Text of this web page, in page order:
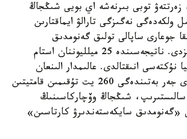
زەرتتەۋ توبى بىرنەشە اي بويى شىڭجاڭ
ولكەدەگى نەگىزگى تارالۋ ايماقتارىن
داراباسقا جوعارى ساپالى تولىق گەنومدىق
سەكۆەنيرلەۋ جۇرگىزدى. ناتيجەسىندە 25 ميلليوننان استام
نۇكتەسى انىقتالدى. عالىمدار الىنعان
اۋقىمدى دەرەكتەردى جەر بەتىندەگى 260 يت تۇقىمىن قامتيتىن
شىڭجاڭ وۆچاركاسىنىڭ
«گەنومدىق سايكەستەندىرۋ كارتاسىن»